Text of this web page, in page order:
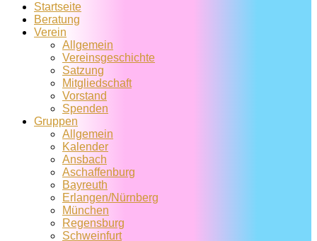
Startseite
Beratung
Verein
Allgemein
Vereins­geschichte
Satzung
Mitglied­schaft
Vorstand
Spenden
Gruppen
Allgemein
Kalender
Ansbach
Aschaffenburg
Bayreuth
Erlangen/Nürnberg
München
Regensburg
Schweinfurt